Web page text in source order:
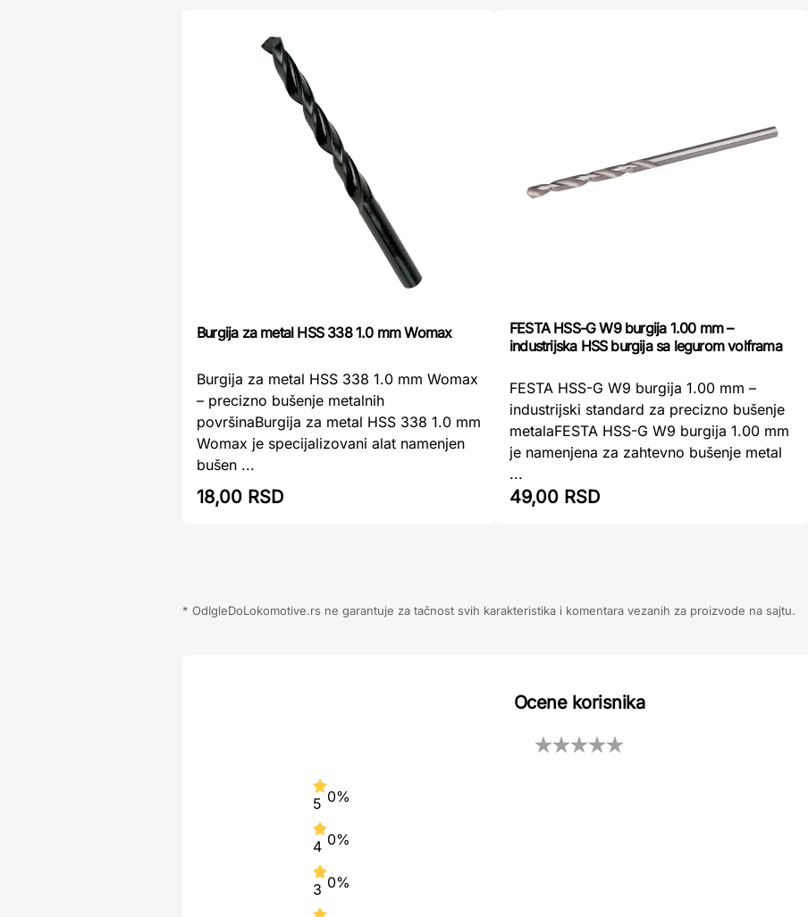
Burgija za metal HSS 338 1.0 mm Womax
Burgija za metal HSS 338 1.0 mm Womax
– precizno bušenje metalnih
površinaBurgija za metal HSS 338 1.0 mm
Womax je specijalizovani alat namenjen
bušen ...
18,00 RSD
FESTA HSS-G W9 burgija 1.00 mm –
industrijska HSS burgija sa legurom volframa
FESTA HSS-G W9 burgija 1.00 mm –
industrijski standard za precizno bušenje
metalaFESTA HSS-G W9 burgija 1.00 mm
je namenjena za zahtevno bušenje metal
...
49,00 RSD
* OdIgleDoLokomotive.rs ne garantuje za tačnost svih karakteristika i komentara vezanih za proizvode na sajtu.
Ocene korisnika
5 0%
4 0%
3 0%